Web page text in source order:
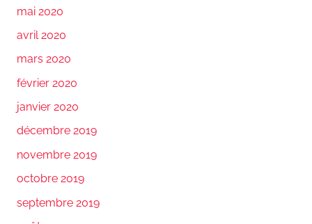
mai 2020
avril 2020
mars 2020
février 2020
janvier 2020
décembre 2019
novembre 2019
octobre 2019
septembre 2019